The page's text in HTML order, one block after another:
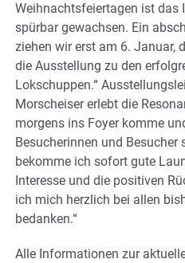
Weihnachtsfeiertagen ist das
spürbar gewachsen. Ein
ziehen wir erst am 6. Januar,
die Ausstellung zu den
Lokschuppen.“
Morscheiser erlebt die
morgens ins Foyer komme
Besucherinnen und Besucher
bekomme ich sofort gute
Interesse und die positiven
ich mich herzlich bei allen
bedanken.“
Alle Informationen zur